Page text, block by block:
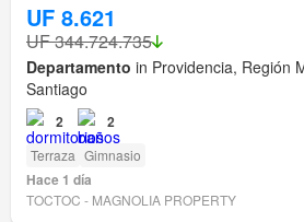
UF 8.621
UF 344.724.735
Departamento in Providencia, Región
Santiago
2 2
Terraza Gimnasio
Hace 1 día
TOCTOC - MAGNOLIA PROPERTY